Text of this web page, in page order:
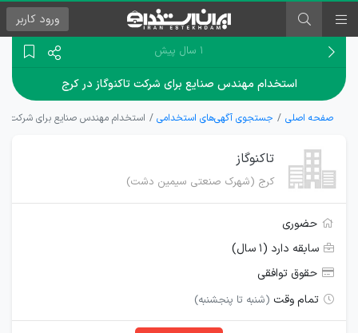
ورود کاربر
۱ سال پیش
استخدام مهندس صنایع برای شرکت تاکنوگاز در کرج
صفحه اصلی جستجوی آگهی‌های استخدامی استخدام مهندس صنایع برای شرکت
تاکنوگاز
کرج (شهرک صنعتی سیمین دشت)
حضوری
سابقه دارد (۱ سال)
حقوق توافقی
تمام وقت (شنبه تا پنجشنبه)